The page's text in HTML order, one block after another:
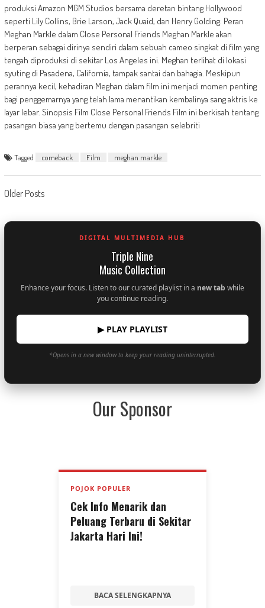
produksi Amazon MGM Studios bersama deretan bintang Hollywood
seperti Lily Collins, Brie Larson, Jack Quaid, dan Henry Golding. Peran
Meghan Markle dalam Close Personal Friends Meghan Markle akan
berperan sebagai dirinya sendiri dalam sebuah cameo singkat di film yang
tengah diproduksi di sekitar Los Angeles ini. Meghan terlihat di lokasi
syuting di Pasadena, California, tampak santai dan bahagia. Meskipun
perannya kecil, kehadiran Meghan dalam film ini menjadi momen penting
bagi penggemarnya yang telah lama menantikan kembalinya sang aktris ke
layar lebar. Sinopsis Film Close Personal Friends Film ini berkisah tentang
pasangan biasa yang bertemu dengan pasangan selebriti
Tagged comeback Film meghan markle
Posts
navigation
Older Posts
DIGITAL MULTIMEDIA HUB
Triple Nine
Music Collection
Enhance your focus. Listen to our curated playlist in a new tab while
you continue reading.
▶ PLAY PLAYLIST
*Opens in a new window to keep your reading uninterrupted.
Our Sponsor
POJOK POPULER
Cek Info Menarik dan
Peluang Terbaru di Sekitar
Jakarta Hari Ini!
BACA SELENGKAPNYA